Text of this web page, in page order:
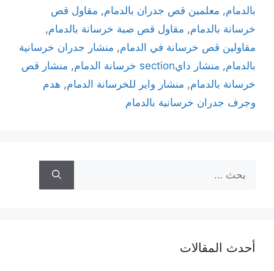
بالدمام, معلمين قص جدران بالدمام, مقاول قص
خرسانة بالدمام, مقاول قص صبة خرسانة بالدمام,
مقاولين قص خرسانة في الدمام, منشار جدران خرسانية
بالدمام, منشار دايsection خرسانة الدمام , منشار قص
خرسانة بالدمام, منشار واير للخرسانة الدمام, هدم
وجرف جدران خرسانية بالدمام
أحدث المقالات